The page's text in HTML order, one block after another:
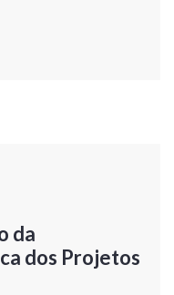
da
dos Projetos